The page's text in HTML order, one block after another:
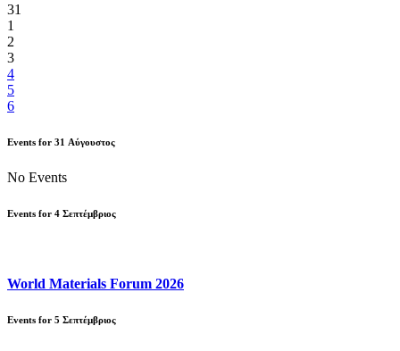
31
1
2
3
4
5
6
Events for 31 Αύγουστος
No Events
Events for 4 Σεπτέμβριος
World Materials Forum 2026
Events for 5 Σεπτέμβριος